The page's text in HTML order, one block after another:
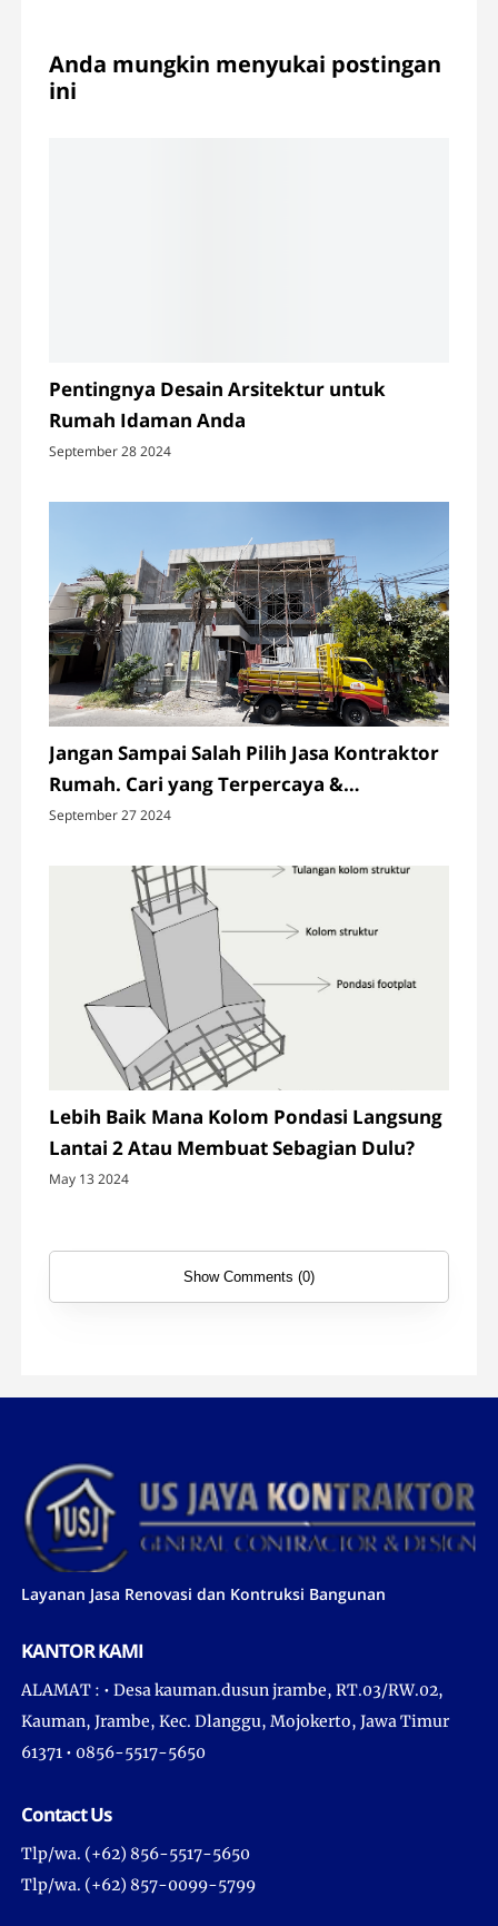
Anda mungkin menyukai postingan
ini
Pentingnya Desain Arsitektur untuk
Rumah Idaman Anda
September 28 2024
Jangan Sampai Salah Pilih Jasa Kontraktor
Rumah. Cari yang Terpercaya &
Berkualitas
September 27 2024
Lebih Baik Mana Kolom Pondasi Langsung
Lantai 2 Atau Membuat Sebagian Dulu?
May 13 2024
Show Comments (0)
Layanan Jasa Renovasi dan Kontruksi Bangunan
KANTOR KAMI
ALAMAT : • Desa kauman.dusun jrambe, RT.03/RW.02,
Kauman, Jrambe, Kec. Dlanggu, Mojokerto, Jawa Timur
61371 • 0856-5517-5650
Contact Us
Tlp/wa. (+62) 856-5517-5650
Tlp/wa. (+62) 857-0099-5799